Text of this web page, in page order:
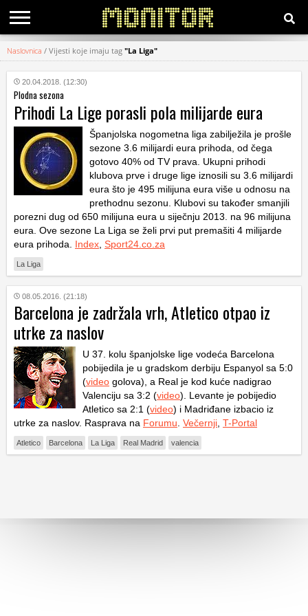
KATEGORIJE
HRVATSKI
WEB
Naslovnica / Vijesti koje imaju tag "La Liga"
20.04.2018. (12:30)
Plodna sezona
Prihodi La Lige porasli pola milijarde eura
Španjolska nogometna liga zabilježila je prošle
sezone 3.6 milijardi eura prihoda, od čega
gotovo 40% od TV prava. Ukupni prihodi
klubova prve i druge lige iznosili su 3.6 milijardi
eura što je 495 milijuna eura više u odnosu na
prethodnu sezonu. Klubovi su također smanjili
porezni dug od 650 milijuna eura u siječnju 2013. na 96 milijuna
eura. Ove sezone La Liga se želi prvi put premašiti 4 milijarde
eura prihoda. Index Sport24.co.za
La Liga
08.05.2016. (21:18)
Barcelona je zadržala vrh, Atletico otpao iz
utrke za naslov
U 37. kolu španjolske lige vodeća Barcelona
pobijedila je u gradskom derbiju Espanyol sa 5:0
(video golova), a Real je kod kuće nadigrao
Valenciju sa 3:2 (video). Levante je pobijedio
Atletico sa 2:1 (video) i Madriđane izbacio iz
utrke za naslov. Rasprava na Forumu Večernji T-Portal
Atletico Barcelona La Liga Real Madrid valencia